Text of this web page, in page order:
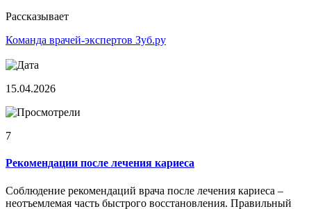
Рассказывает
Команда врачей-экспертов Зуб.ру
15.04.2026
7
Рекомендации после лечения кариеса
Соблюдение рекомендаций врача после лечения кариеса –
неотъемлемая часть быстрого восстановления. Правильный